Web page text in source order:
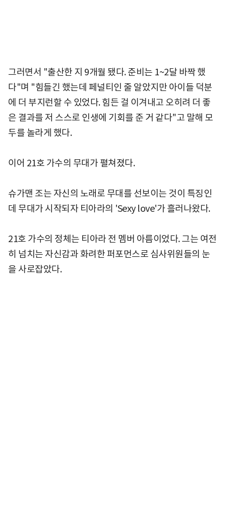
그러면서 "출산한 지 9개월 됐다. 준비는 1~2달 바짝 했
다"며 "힘들긴 했는데 페널티인 줄 알았지만 아이들 덕분
에 더 부지런할 수 있었다. 힘든 걸 이겨내고 오히려 더 좋
은 결과를 저 스스로 인생에 기회를 준 거 같다"고 말해 모
두를 놀라게 했다.
이어 21호 가수의 무대가 펼쳐졌다.
슈가맨 조는 자신의 노래로 무대를 선보이는 것이 특징인
데 무대가 시작되자 티아라의 'Sexy love'가 흘러나왔다.
21호 가수의 정체는 티아라 전 멤버 아름이었다. 그는 여전
히 넘치는 자신감과 화려한 퍼포먼스로 심사위원들의 눈
을 사로잡았다.